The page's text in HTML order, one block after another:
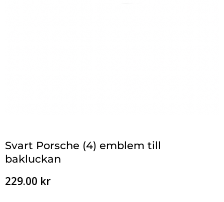
Svart Porsche (4) emblem till
bakluckan
229.00 kr